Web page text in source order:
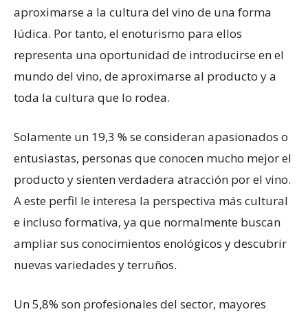
aproximarse a la cultura del vino de una forma
lúdica. Por tanto, el enoturismo para ellos
representa una oportunidad de introducirse en el
mundo del vino, de aproximarse al producto y a
toda la cultura que lo rodea.
Solamente un 19,3 % se consideran apasionados o
entusiastas, personas que conocen mucho mejor el
producto y sienten verdadera atracción por el vino.
A este perfil le interesa la perspectiva más cultural
e incluso formativa, ya que normalmente buscan
ampliar sus conocimientos enológicos y descubrir
nuevas variedades y terruños.
Un 5,8% son profesionales del sector, mayores